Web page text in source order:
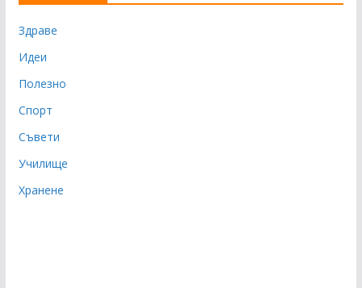
Здраве
Идеи
Полезно
Спорт
Съвети
Училище
Хранене